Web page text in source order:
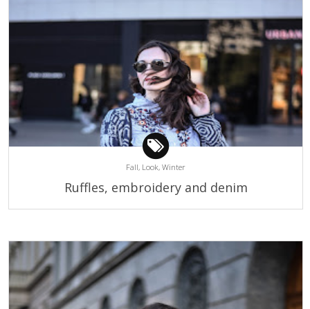
Fall, Look, Winter
Ruffles, embroidery and denim